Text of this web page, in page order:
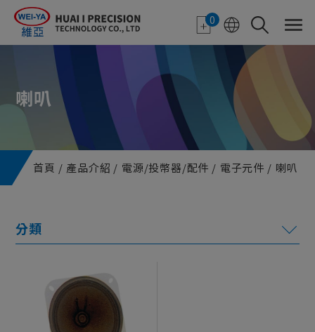
0
喇叭
首頁 產品介紹 電源/投幣器/配件 電子元件 喇叭
特色顯示器
機台機構
Cookie管理面板